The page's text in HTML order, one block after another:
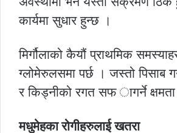
कार्यमा सुधार हुन्छ ।
मिर्गौलाको कैयौं प्राथमिक
ग्लोमेरुलसमा पर्छ । जस्तो पिसाब
र किड्नीको रगत सफ ागर्ने
मधुमेहका रोगीहरुलाई खतरा